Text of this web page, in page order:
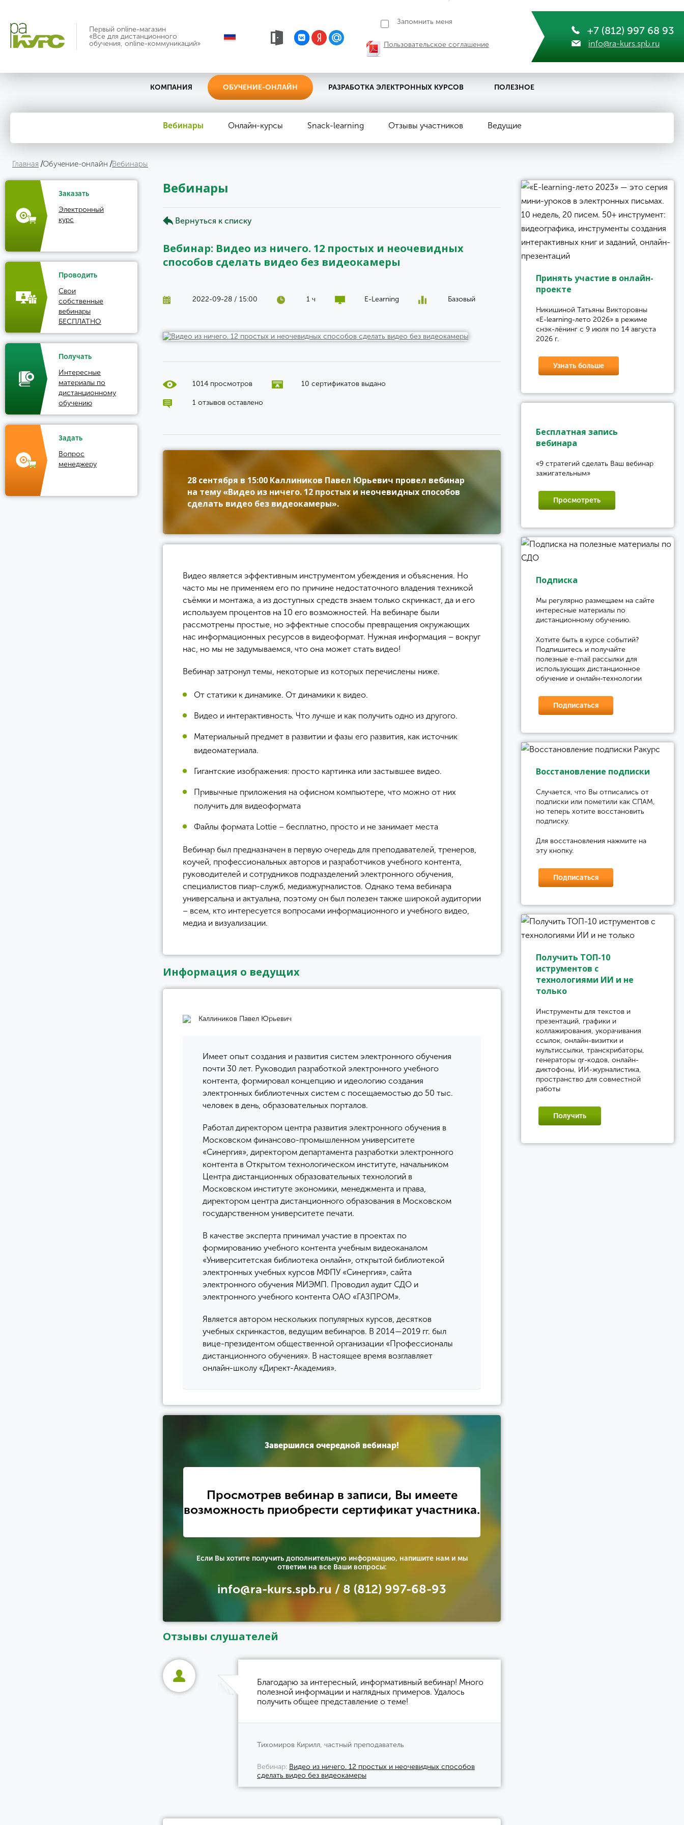
Первый online-магазин
«Все для дистанционного
обучения, online-коммуникаций»
Запомнить меня
Пользовательское соглашение
+7 (812) 997 68 93
info@ra-kurs.spb.ru
КОМПАНИЯ ОБУЧЕНИЕ-ОНЛАЙН РАЗРАБОТКА ЭЛЕКТРОННЫХ КУРСОВ ПОЛЕЗНОЕ
Вебинары Онлайн-курсы Snack-learning Отзывы участников Ведущие
Главная Обучение-онлайн Вебинары
Заказать
Электронный
курс
Проводить
Свои
собственные
вебинары
БЕСПЛАТНО
Получать
Интересные
материалы по
дистанционному
обучению
Задать
Вопрос
менеджеру
Вебинары
Вернуться к списку
Вебинар: Видео из ничего. 12 простых и неочевидных
способов сделать видео без видеокамеры
2022-09-28 / 15:00 1 ч E-Learning Базовый
1014 просмотров 10 сертификатов выдано
1 отзывов оставлено
28 сентября в 15:00 Каллиников Павел Юрьевич провел вебинар
на тему «Видео из ничего. 12 простых и неочевидных способов
сделать видео без видеокамеры».
Видео является эффективным инструментом убеждения и объяснения. Но
часто мы не применяем его по причине недостаточного владения техникой
съёмки и монтажа, а из доступных средств знаем только скринкаст, да и его
используем процентов на 10 его возможностей. На вебинаре были
рассмотрены простые, но эффектные способы превращения окружающих
нас информационных ресурсов в видеоформат. Нужная информация – вокруг
нас, но мы не задумываемся, что она может стать видео!
Вебинар затронул темы, некоторые из которых перечислены ниже.
От статики к динамике. От динамики к видео.
Видео и интерактивность. Что лучше и как получить одно из другого.
Материальный предмет в развитии и фазы его развития, как источник
видеоматериала.
Гигантские изображения: просто картинка или застывшее видео.
Привычные приложения на офисном компьютере, что можно от них
получить для видеоформата
Файлы формата Lottie – бесплатно, просто и не занимает места
Вебинар был предназначен в первую очередь для преподавателей, тренеров,
коучей, профессиональных авторов и разработчиков учебного контента,
руководителей и сотрудников подразделений электронного обучения,
специалистов пиар-служб, медиажурналистов. Однако тема вебинара
универсальна и актуальна, поэтому он был полезен также широкой аудитории
– всем, кто интересуется вопросами информационного и учебного видео,
медиа и визуализации.
Информация о ведущих
Каллиников Павел Юрьевич
Имеет опыт создания и развития систем электронного обучения
почти 30 лет. Руководил разработкой электронного учебного
контента, формировал концепцию и идеологию создания
электронных библиотечных систем с посещаемостью до 50 тыс.
человек в день, образовательных порталов.
Работал директором центра развития электронного обучения в
Московском финансово-промышленном университете
«Синергия», директором департамента разработки электронного
контента в Открытом технологическом институте, начальником
Центра дистанционных образовательных технологий в
Московском институте экономики, менеджмента и права,
директором центра дистанционного образования в Московском
государственном университете печати.
В качестве эксперта принимал участие в проектах по
формированию учебного контента учебным видеоканалом
«Университетская библиотека онлайн», открытой библиотекой
электронных учебных курсов МФПУ «Синергия», сайта
электронного обучения МИЭМП. Проводил аудит СДО и
электронного учебного контента ОАО «ГАЗПРОМ».
Является автором нескольких популярных курсов, десятков
учебных скринкастов, ведущим вебинаров. В 2014—2019 гг. был
вице-президентом общественной организации «Профессионалы
дистанционного обучения». В настоящее время возглавляет
онлайн-школу «Директ-Академия».
Завершился очередной вебинар!
Просмотрев вебинар в записи, Вы имеете
возможность приобрести сертификат участника.
Если Вы хотите получить дополнительную информацию, напишите нам и мы
ответим на все Ваши вопросы:
info@ra-kurs.spb.ru / 8 (812) 997-68-93
Отзывы слушателей
Благодарю за интересный, информативный вебинар! Много
полезной информации и наглядных примеров. Удалось
получить общее представление о теме!
Тихомиров Кирилл, частный преподаватель
Вебинар Видео из ничего. 12 простых и неочевидных способов
сделать видео без видеокамеры
Принять участие в онлайн-
проекте
Никишиной Татьяны Викторовны
«E-learning-лето 2026» в режиме
снэк-лёнинг с 9 июля по 14 августа
2026 г.
Узнать больше
Бесплатная запись
вебинара
«9 стратегий сделать Ваш вебинар
зажигательным»
Просмотреть
Подписка
Мы регулярно размещаем на сайте
интересные материалы по
дистанционному обучению.
Хотите быть в курсе событий?
Подпишитесь и получайте
полезные e-mail рассылки для
использующих дистанционное
обучение и онлайн-технологии
Подписаться
Восстановление подписки
Случается, что Вы отписались от
подписки или пометили как СПАМ,
но теперь хотите восстановить
подписку.
Для восстановления нажмите на
эту кнопку.
Подписаться
Получить ТОП-10
иструментов с
технологиями ИИ и не
только
Инструменты для текстов и
презентаций, графики и
коллажирования, укорачивания
ссылок, онлайн-визитки и
мультиссылки, транскрибаторы,
генераторы qr-кодов, онлайн-
диктофоны, ИИ-журналистика,
пространство для совместной
работы
Получить